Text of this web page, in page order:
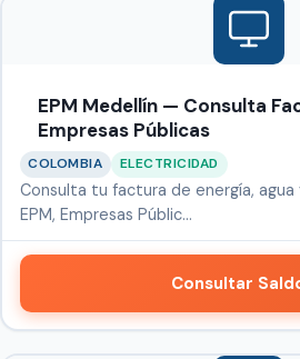
EPM Medellín — Consulta
Empresas Públicas
COLOMBIA ELECTRICIDAD
Consulta tu factura de energía, agua
EPM, Empresas Públic…
Consultar